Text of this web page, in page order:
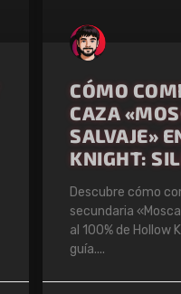
CÓMO
CAZA
SALVAJE»
KNIGHT:
Descubre cómo
secundaria
al 100% de Hollow
guía.